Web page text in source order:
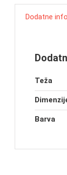
Dodatne
Teža
Barva